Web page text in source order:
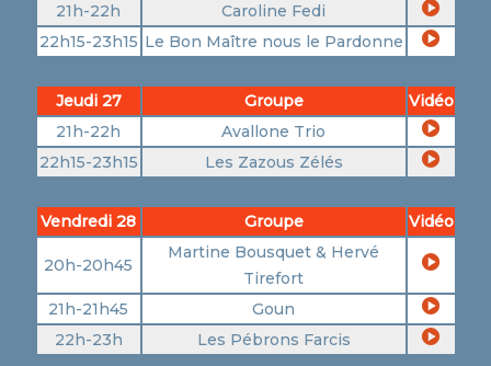
21h-22h
Caroline Fedi
22h15-23h15 Le Bon Maître nous le Pardonne
Jeudi 27 Groupe
Vidéo
21h-22h
Avallone Trio
22h15-23h15
Les Zazous Zélés
Vendredi 28 Groupe Vidéo
20h-20h45
Martine Bousquet & Hervé
Tirefort
21h-21h45
Goun
22h-23h
Les Pébrons Farcis